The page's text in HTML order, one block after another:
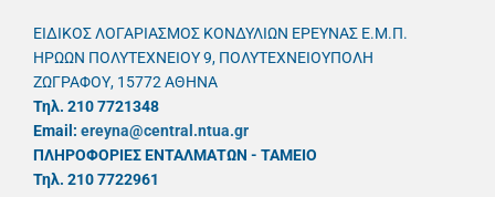
ΕΙΔΙΚΟΣ ΛΟΓΑΡΙΑΣΜΟΣ ΚΟΝΔΥΛΙΩΝ ΕΡΕΥΝΑΣ Ε.Μ.Π.
ΗΡΩΩΝ ΠΟΛΥΤΕΧΝΕΙΟΥ 9, ΠΟΛΥΤΕΧΝΕΙΟΥΠΟΛΗ
ΖΩΓΡΑΦΟΥ, 15772 ΑΘΗΝΑ
Τηλ. 210 7721348
Email: ereyna@central.ntua.gr
ΠΛΗΡΟΦΟΡΙΕΣ ΕΝΤΑΛΜΑΤΩΝ - ΤΑΜΕΙΟ
Τηλ. 210 7722961